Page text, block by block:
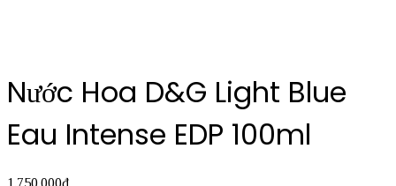
Nước Hoa D&G Light Blue
Eau Intense EDP 100ml
1.750.000₫